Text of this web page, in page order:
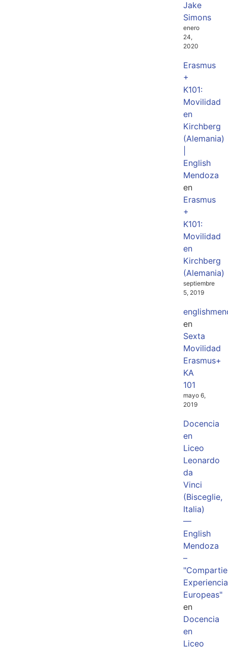
Jake
Simons
enero
24,
2020
Erasmus
+
K101:
Movilidad
en
Kirchberg
(Alemania)
English
Mendoza
en
Erasmus
+
K101:
Movilidad
en
Kirchberg
(Alemania)
septiembre
5, 2019
en
Sexta
Movilidad
Erasmus+
KA
101
mayo 6,
2019
Docencia
en
Liceo
Leonardo
da
Vinci
(Bisceglie,
Italia)
—
English
Mendoza
–
Europeas"
en
Docencia
en
Liceo